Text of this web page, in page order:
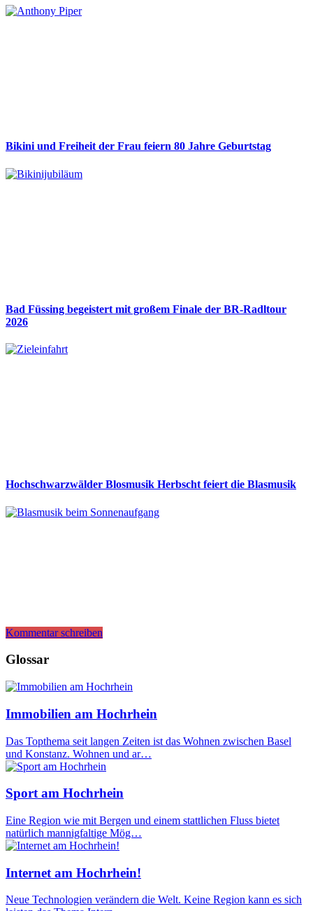
Bikini und Freiheit der Frau feiern 80 Jahre Geburtstag
Bad Füssing begeistert mit großem Finale der BR-Radltour
2026
Hochschwarzwälder Blosmusik Herbscht feiert die Blasmusik
Kommentar schreiben
Glossar
Immobilien am Hochrhein
Das Topthema seit langen Zeiten ist das Wohnen zwischen Basel
und Konstanz. Wohnen und ar…
Sport am Hochrhein
Eine Region wie mit Bergen und einem stattlichen Fluss bietet
natürlich mannigfaltige Mög…
Internet am Hochrhein!
Neue Technologien verändern die Welt. Keine Region kann es sich